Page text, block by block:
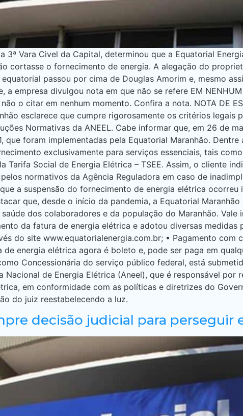
3ª Vara Civel da Capital, determinou que a Equatorial
cortasse o fornecimento de energia. A alegação do
passou por cima de Douglas Amorim e, mesmo
a empresa divulgou nota em que não se refere EM
o citar em nenhum momento. Confira a nota. NOTA DE
esclarece que cumpre rigorosamente os critérios legais
Normativas da ANEEL. Cabe informar que, em 26 de
foram implementadas pela Equatorial Maranhão. Dentre
exclusivamente para serviços essenciais, tais
Tarifa Social de Energia Elétrica – TSEE. Assim, o cliente
normativos da Agência Reguladora em caso de
a suspensão do fornecimento de energia elétrica
que, desde o início da pandemia, a Equatorial
dos colaboradores e da população do Maranhão. Vale
da fatura de energia elétrica e adotou diversas medidas
do site www.equatorialenergia.com.br; • Pagamento com
energia elétrica agora é boleto e, pode ser paga em
Concessionária do serviço público federal, está
Nacional de Energia Elétrica (Aneel), que é responsável por
em conformidade com as políticas e diretrizes do
do juiz reestabelecendo a luz.
decisão judicial para perseguir